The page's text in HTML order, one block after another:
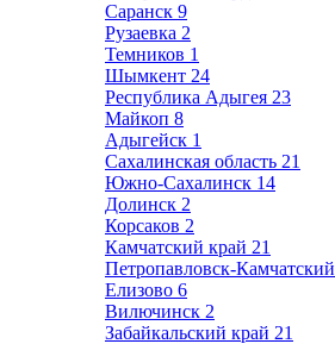
Саранск 9
Рузаевка 2
Темников 1
Шымкент 24
Республика Адыгея 23
Майкоп 8
Адыгейск 1
Сахалинская область 21
Южно-Сахалинск 14
Долинск 2
Корсаков 2
Камчатский край 21
Петропавловск-Камчатский
Елизово 6
Вилючинск 2
Забайкальский край 21